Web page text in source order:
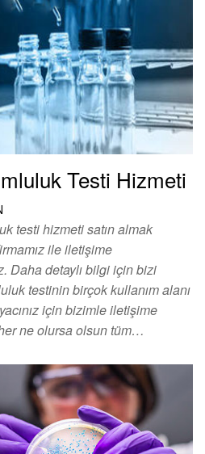
Testi Hizmeti
testi hizmeti satın almak
ile iletişime
Daha detaylı bilgi için bizi
testinin birçok kullanım alanı
için bizimle iletişime
ne olursa olsun tüm…